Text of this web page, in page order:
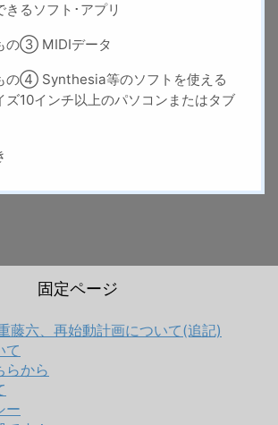
きるソフト･アプリ
の③ MIDIデータ
の④ Synthesia等のソフトを使える
ズ10インチ以上のパソコンまたはタブ
固定ページ
藤六、再始動計画について(追記)
て
らから
ー